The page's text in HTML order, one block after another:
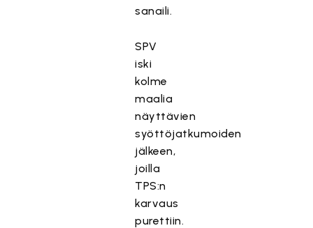
sanaili.
SPV
iski
kolme
maalia
näyttävien
syöttöjatkumoiden
jälkeen,
joilla
TPS:n
karvaus
purettiin.